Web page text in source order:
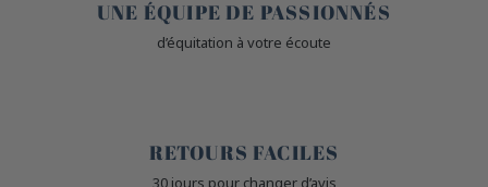
UNE ÉQUIPE DE PASSIONNÉS
d’équitation à votre écoute
RETOURS FACILES
30 jours pour changer d’avis